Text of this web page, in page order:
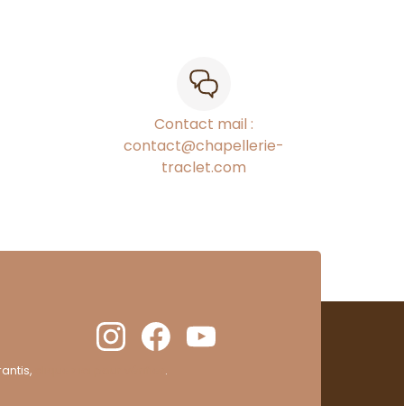
Contact mail :
contact@chapellerie-
traclet.com
.